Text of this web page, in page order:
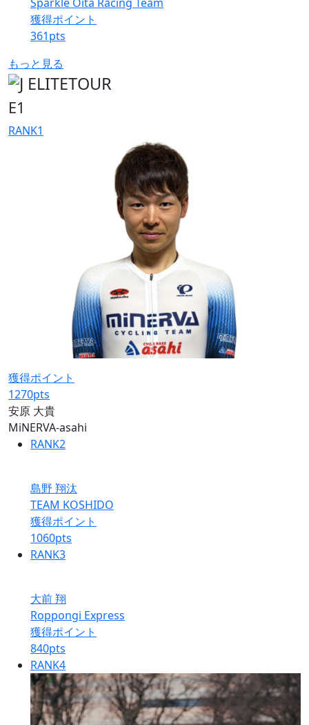
獲得ポイント
361pts
もっと見る
E1
RANK1
獲得ポイント
1270pts
安原 大貴
MiNERVA-asahi
RANK2
島野 翔汰
TEAM KOSHIDO
獲得ポイント
1060pts
RANK3
大前 翔
Roppongi Express
獲得ポイント
840pts
RANK4